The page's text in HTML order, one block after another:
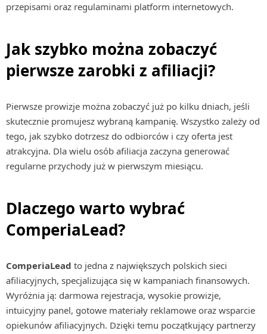
przepisami oraz regulaminami platform internetowych.
Jak szybko można zobaczyć
pierwsze zarobki z afiliacji?
Pierwsze prowizje można zobaczyć już po kilku dniach, jeśli
skutecznie promujesz wybraną kampanię. Wszystko zależy od
tego, jak szybko dotrzesz do odbiorców i czy oferta jest
atrakcyjna. Dla wielu osób afiliacja zaczyna generować
regularne przychody już w pierwszym miesiącu.
Dlaczego warto wybrać
ComperiaLead?
ComperiaLead to jedna z największych polskich sieci
afiliacyjnych, specjalizująca się w kampaniach finansowych.
Wyróżnia ją: darmowa rejestracja, wysokie prowizje,
intuicyjny panel, gotowe materiały reklamowe oraz wsparcie
opiekunów afiliacyjnych. Dzięki temu początkujący partnerzy